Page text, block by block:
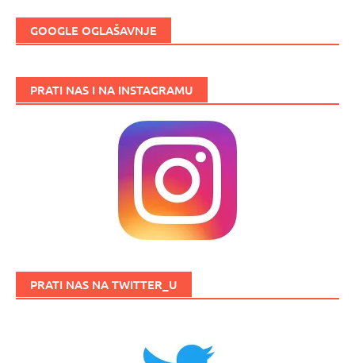
GOOGLE OGLAŠAVNJE
PRATI NAS I NA INSTAGRAMU
PRATI NAS NA TWITTER_U